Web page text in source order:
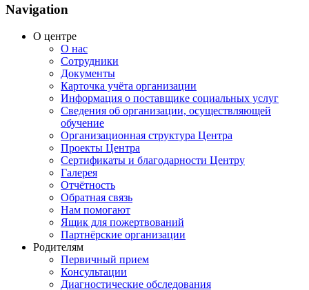
Navigation
О центре
О нас
Сотрудники
Документы
Карточка учёта организации
Информация о поставщике социальных услуг
Сведения об организации, осуществляющей
обучение
Организационная структура Центра
Проекты Центра
Сертификаты и благодарности Центру
Галерея
Отчётность
Обратная связь
Нам помогают
Ящик для пожертвований
Партнёрские организации
Родителям
Первичный прием
Консультации
Диагностические обследования